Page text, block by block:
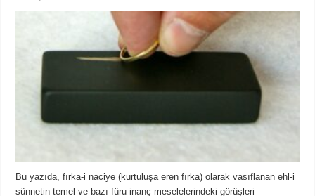
Bu yazıda, fırka-i naciye (kurtuluşa eren fırka) olarak vasıflanan ehl-i
sünnetin temel ve bazı füru inanç meselelerindeki görüşleri